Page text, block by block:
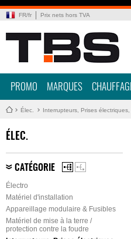
FR/fr Prix nets hors TVA
PROMO MARQUES
Élec. Interrupteurs, Prises
ÉLEC.
CATÉGORIE
Électro
Matériel d'installation
Appareillage modulaire & Fusibles
Matériel de mise à la terre /
protection contre la foudre